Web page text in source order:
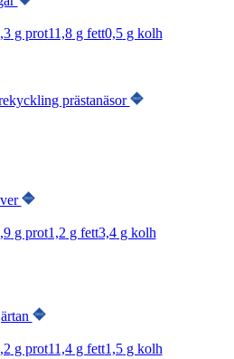
g prot11,8g fett0,5g kolh
prästanäsor
g prot1,2 g fett3,4g kolh
g prot11,4g fett1,5g kolh